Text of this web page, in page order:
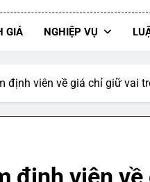
GIÁ NGHIỆP VỤ
định viên về giá chỉ giữ vai
định viên